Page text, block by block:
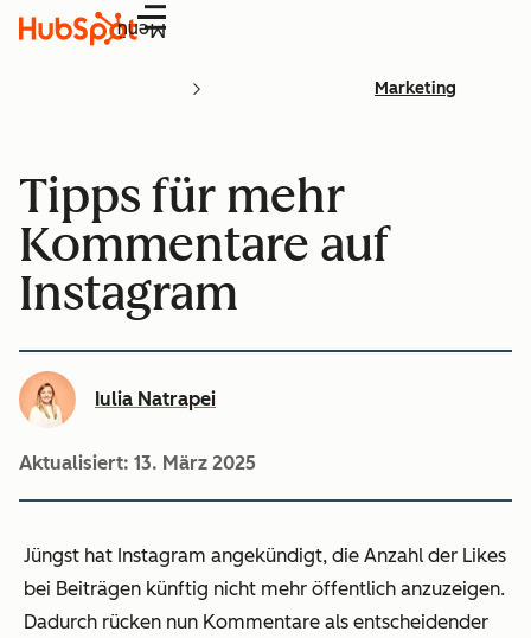
Menü
Marketing
Tipps für mehr
Kommentare auf
Instagram
Iulia Natrapei
Aktualisiert: 13. März 2025
Jüngst hat Instagram angekündigt, die Anzahl der Likes
bei Beiträgen künftig nicht mehr öffentlich anzuzeigen.
Dadurch rücken nun Kommentare als entscheidender